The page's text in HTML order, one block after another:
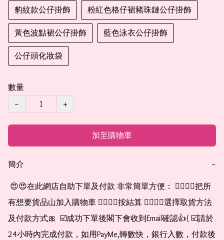
豹紋款公仔掛飾
粉紅色格仔裙豬珠鏈公仔掛飾
黃色波點裙公仔掛飾 藍色泳衣公仔掛飾
公仔頭化妝袋
數量
−
+
加至購物車
簡介 −
有想要貨品山加入購物車 👉🏻👉🏻按結算 👉🏻👉🏻選擇取貨方法
及付款方式🎀  ☑️成功下單後閣下會收到Email確認👍( ☑️請於
24小時內完成付款，如用PayMe,轉數快，銀行入數，付款後